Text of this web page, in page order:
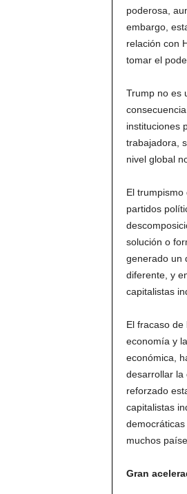
poderosa,
embargo,
relación con
tomar el
Trump no es
instituciones
trabajadora,
nivel global
El
partidos
solución o
generado un
diferente, y
capitalistas
El fracaso
economía y
económica,
desarrollar la
reforzado
capitalistas
muchos
Gran